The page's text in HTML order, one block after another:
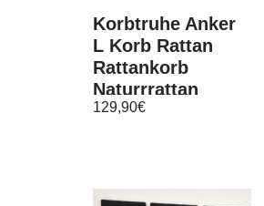
Korbtruhe Anker
L Korb Rattan
Rattankorb
Naturrrattan
Geflecht Truhe
129,90€